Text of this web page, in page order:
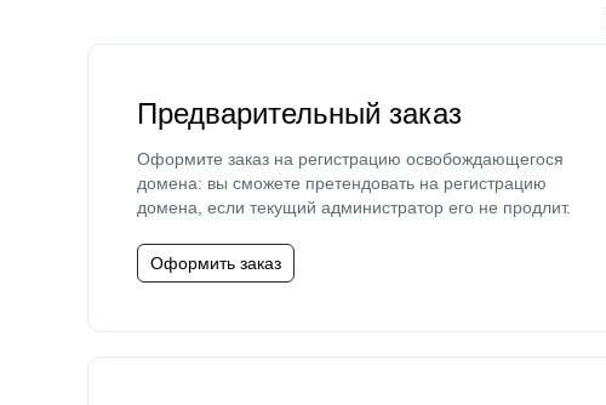
Предварительный заказ
Оформите заказ на регистрацию освобождающегося
домена: вы сможете претендовать на регистрацию
домена, если текущий администратор его не продлит.
Оформить заказ